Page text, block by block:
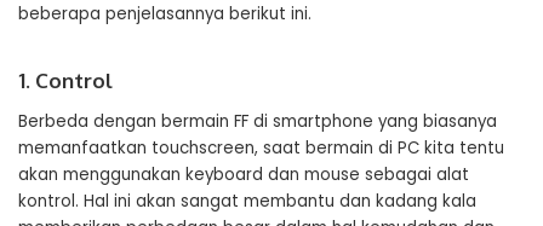
beberapa penjelasannya berikut ini.
1. Control
Berbeda dengan bermain FF di smartphone yang biasanya
memanfaatkan touchscreen, saat bermain di PC kita tentu
akan menggunakan keyboard dan mouse sebagai alat
kontrol. Hal ini akan sangat membantu dan kadang kala